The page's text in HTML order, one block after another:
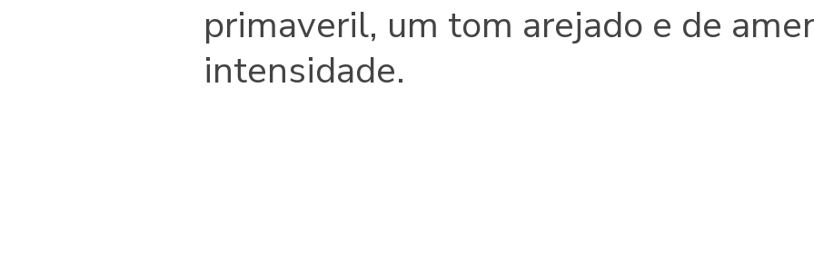
primaveril, um tom arejado e de
intensidade.